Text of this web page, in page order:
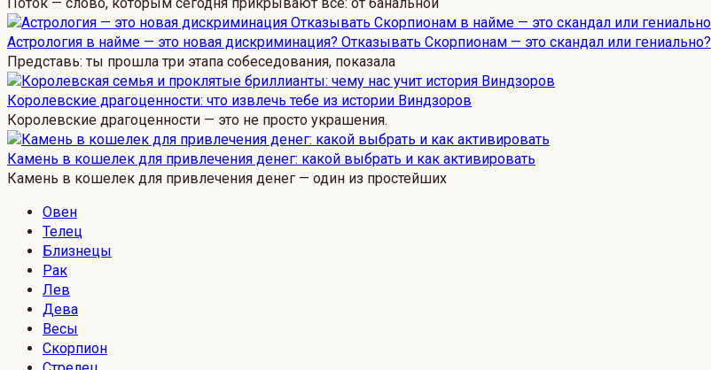
Астрология в найме — это новая дискриминация? Отказывать Скорпионам — это скандал или гениально?
Представь: ты прошла три этапа собеседования, показала
Королевские драгоценности: что извлечь тебе из истории Виндзоров
Королевские драгоценности — это не просто украшения.
Камень в кошелек для привлечения денег: какой выбрать и как активировать
Камень в кошелек для привлечения денег — один из простейших
Овен
Телец
Близнецы
Рак
Лев
Дева
Весы
Скорпион